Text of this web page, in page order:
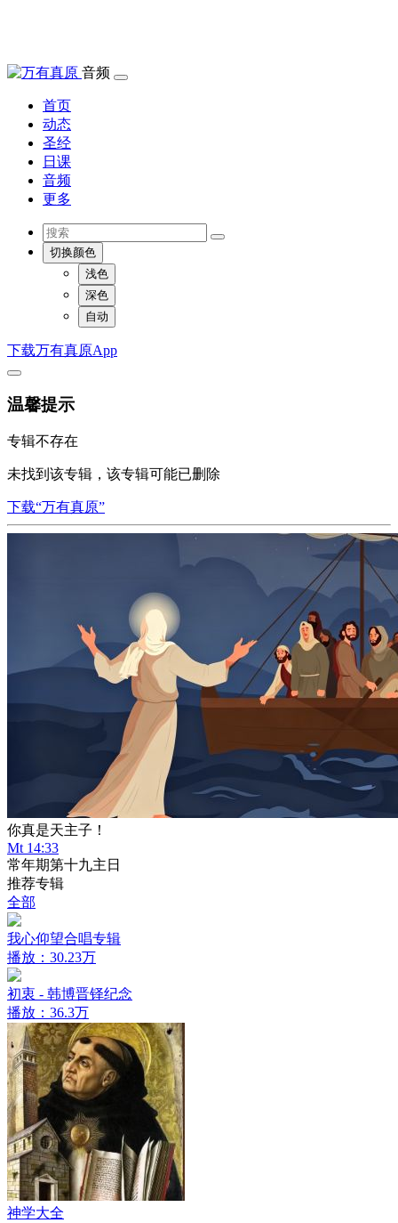
音频
首页
动态
圣经
日课
音频
更多
切换颜色
浅色
深色
自动
下载万有真原App
温馨提示
专辑不存在
未找到该专辑，该专辑可能已删除
下载“万有真原”
你真是天主子！
Mt 14:33
常年期第十九主日
推荐专辑
全部
我心仰望合唱专辑
播放：30.23万
初衷 - 韩博晋铎纪念
播放：36.3万
神学大全